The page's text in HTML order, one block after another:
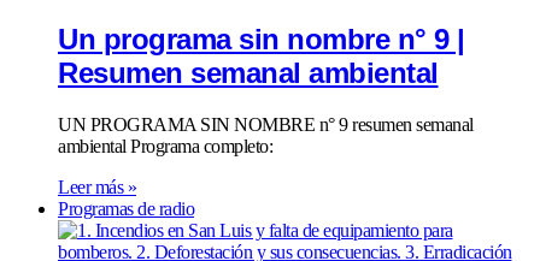
Un programa sin nombre n° 9 |
Resumen semanal ambiental
UN PROGRAMA SIN NOMBRE n° 9 resumen semanal
ambiental Programa completo:
Leer más »
Programas de radio